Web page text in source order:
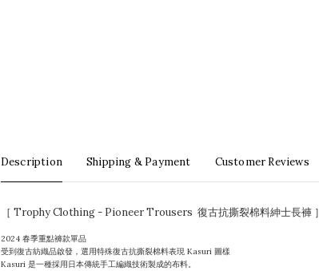
Description Shipping & Payment Customer Reviews
［ Trophy Clothing - Pioneer Trousers 復古抗撕裂棉料紳士長褲 ］
2024 春季重點褲款單品
受到復古紡織品啟發，選用特殊復古抗撕裂棉料表現 Kasuri 圖樣
Kasuri 是一種採用日本傳統手工編織技術製成的布料。